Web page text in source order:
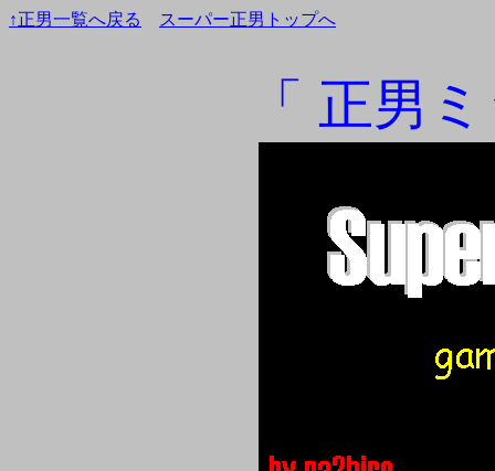
↑正男一覧へ戻る スーパー正男トップへ
「 正男